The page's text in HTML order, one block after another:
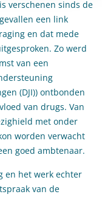
verschenen sinds de
een link
en dat mede
Zo werd
van een
(DJI)) ontbonden
van drugs. Van
met onder
worden verwacht
goed ambtenaar.
en het werk echter
van de